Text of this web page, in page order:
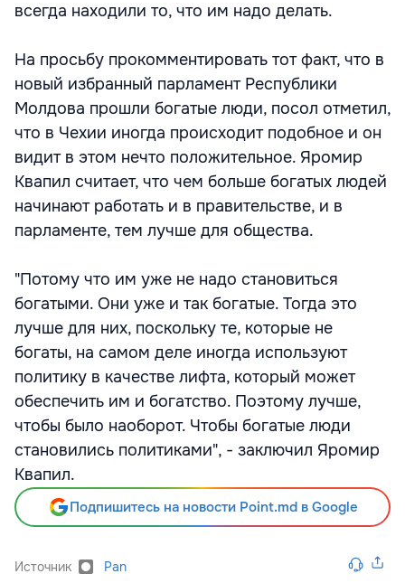
всегда находили то, что им надо делать.
На просьбу прокомментировать тот факт, что в
новый избранный парламент Республики
Молдова прошли богатые люди, посол отметил,
что в Чехии иногда происходит подобное и он
видит в этом нечто положительное. Яромир
Квапил считает, что чем больше богатых людей
начинают работать и в правительстве, и в
парламенте, тем лучше для общества.
"Потому что им уже не надо становиться
богатыми. Они уже и так богатые. Тогда это
лучше для них, поскольку те, которые не
богаты, на самом деле иногда используют
политику в качестве лифта, который может
обеспечить им и богатство. Поэтому лучше,
чтобы было наоборот. Чтобы богатые люди
становились политиками", - заключил Яромир
Квапил.
Подпишитесь на новости Point.md в Google
Источник Pan